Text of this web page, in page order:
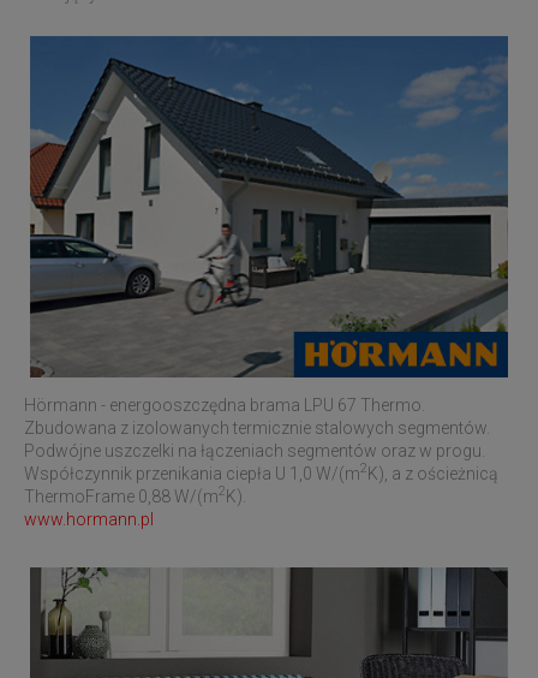
Hörmann - energooszczędna brama LPU 67 Thermo.
Zbudowana z izolowanych termicznie stalowych segmentów.
Podwójne uszczelki na łączeniach segmentów oraz w progu.
Współczynnik przenikania ciepła U 1,0 W/(m2K), a z ościeżnicą
ThermoFrame 0,88 W/(m2K).
www.hormann.pl